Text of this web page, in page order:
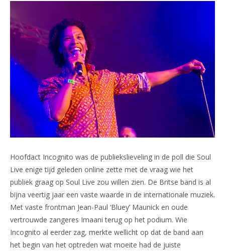
Hoofdact Incognito was de publiekslieveling in de poll die Soul
Live enige tijd geleden online zette met de vraag wie het
publiek graag op Soul Live zou willen zien. De Britse band is al
bijna veertig jaar een vaste waarde in de internationale muziek.
Met vaste frontman Jean-Paul ‘Bluey’ Maunick en oude
vertrouwde zangeres Imaani terug op het podium. Wie
Incognito al eerder zag, merkte wellicht op dat de band aan
het begin van het optreden wat moeite had de juiste